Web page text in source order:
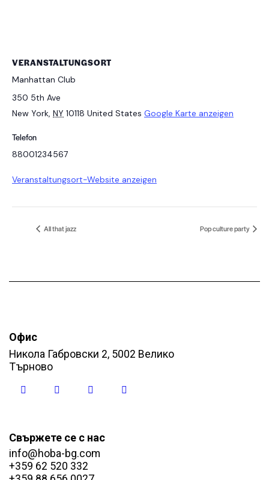
VERANSTALTUNGSORT
Manhattan Club
350 5th Ave
New York, NY 10118 United States Google Karte anzeigen
Telefon
88001234567
Veranstaltungsort-Website anzeigen
All that jazz Pop culture party
Офис
Никола Габровски 2, 5002 Велико
Търново
Свържете се с нас
info@hoba-bg.com
+359 62 520 332